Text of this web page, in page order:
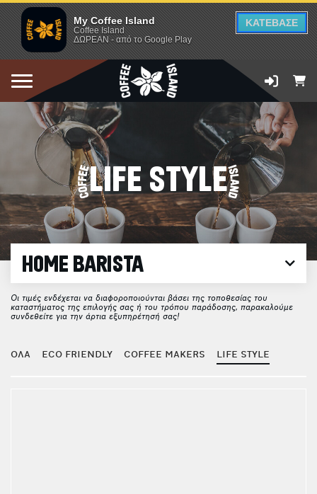
My Coffee Island
Coffee Island
ΔΩΡΕΑΝ - από το Google Play
ΚΑΤΕΒΑΣΕ
LIFE STYLE
HOME BARISTA
Οι τιμές ενδέχεται να διαφοροποιούνται βάσει της τοποθεσίας του
καταστήματος της επιλογής σας ή του τρόπου παράδοσης, παρακαλούμε
συνδεθείτε για την άρτια εξυπηρέτησή σας!
ΟΛΑ ECO FRIENDLY COFFEE MAKERS LIFE STYLE